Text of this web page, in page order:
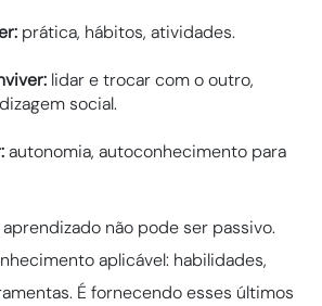
prática, hábitos, atividades.
lidar e trocar com o outro,
social.
autonomia, autoconhecimento para
não pode ser passivo.
aplicável: habilidades,
É fornecendo esses últimos